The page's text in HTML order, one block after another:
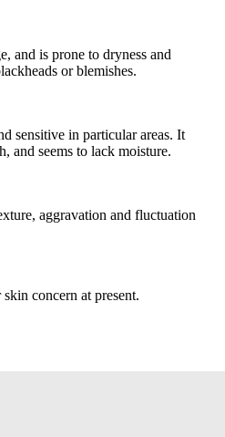
and is prone to dryness and
or blemishes.
sensitive in particular areas. It
and seems to lack moisture.
aggravation and fluctuation
concern at present.